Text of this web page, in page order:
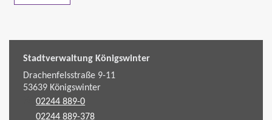
Stadtverwaltung Königswinter
Drachenfelsstraße 9-11
53639Königswinter
02244 889-0
02244 889-378